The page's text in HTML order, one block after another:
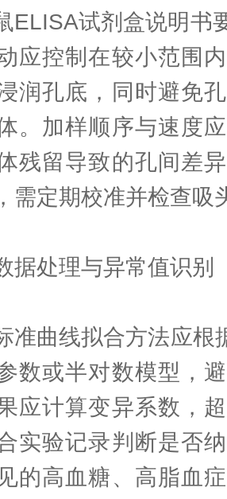
ELISA试剂盒说明书
应控制在较小范围
润孔底，同时避免
。加样顺序与速度
残留导致的孔间差
需定期校准并检查吸
处理与异常值识别
曲线拟合方法应根
数或半对数模型，
应计算变异系数，
实验记录判断是否
的高血糖、高脂血